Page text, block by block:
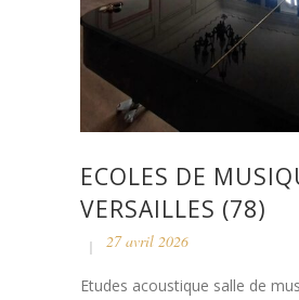
ECOLES DE
VERSAILLES (78)
27 avril 2026
Etudes acoustique salle de